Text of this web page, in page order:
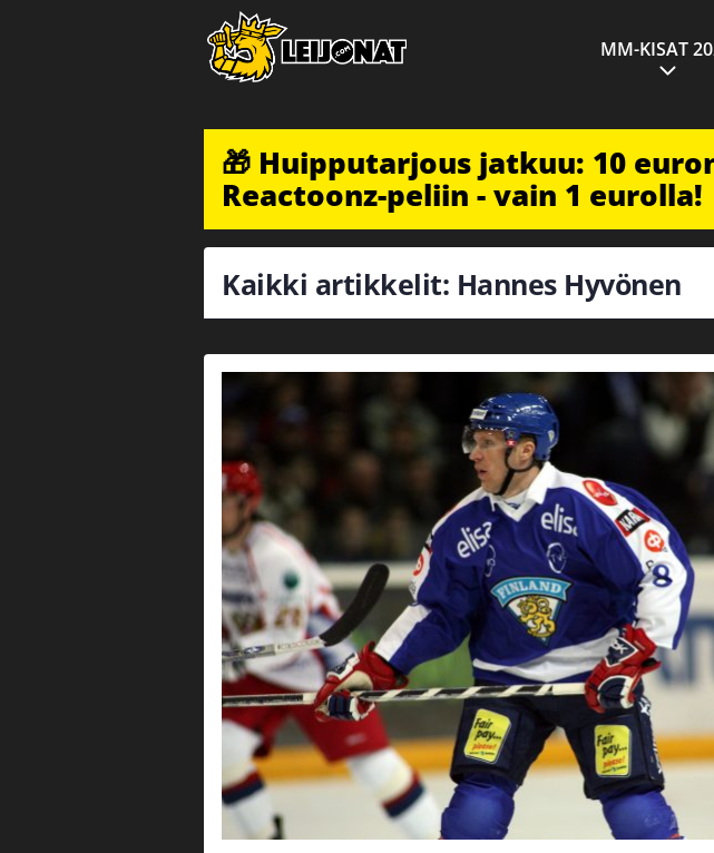
MM-KISAT
🎁 Huipputarjous jatkuu: 10
Reactoonz-peliin - vain 1 eurolla!
Kaikki artikkelit: Hannes Hyvönen